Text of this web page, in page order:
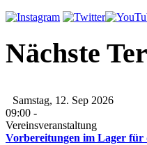
Nächste
Samstag, 12. Sep 2026
09:00 -
Vereinsveranstaltung
Vorbereitungen im Lager für